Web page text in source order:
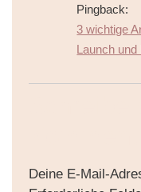
Pingback:
3 wichtige
Launch
Deine E-Mail-